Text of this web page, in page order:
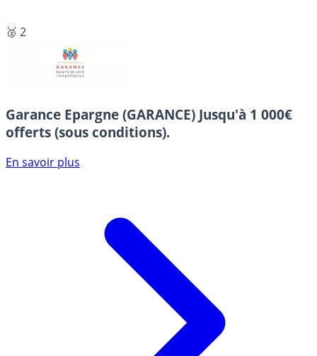
🥈 2
Garance Epargne (GARANCE) Jusqu'à 1 000€
offerts (sous conditions).
En savoir plus